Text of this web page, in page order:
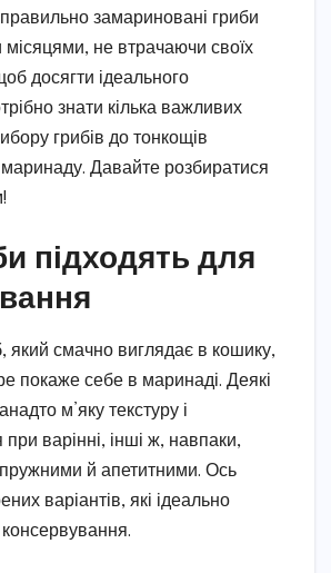
замариновані гриби
місяцями, не втрачаючи своїх
досягти ідеального
знати кілька важливих
грибів до тонкощів
Давайте розбиратися
підходять для
який смачно виглядає в кошику,
покаже себе в маринаді. Деякі
м’яку текстуру і
варінні, інші ж, навпаки,
й апетитними. Ось
варіантів, які ідеально